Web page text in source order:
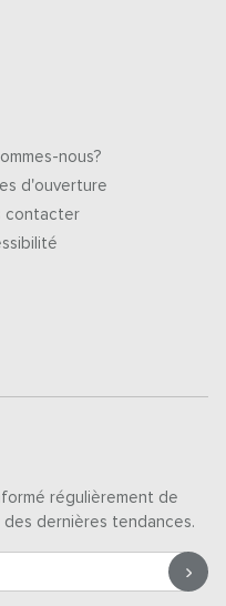
nous?
d'ouverture
contacter
régulièrement de
des dernières tendances.